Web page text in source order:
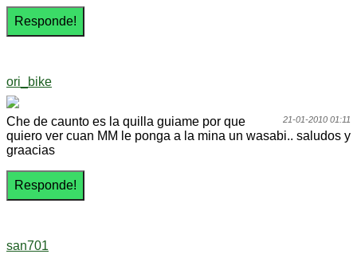
ori_bike
21-01-2010 01:11
Che de caunto es la quilla guiame por que
quiero ver cuan MM le ponga a la mina un wasabi.. saludos y
graacias
san701